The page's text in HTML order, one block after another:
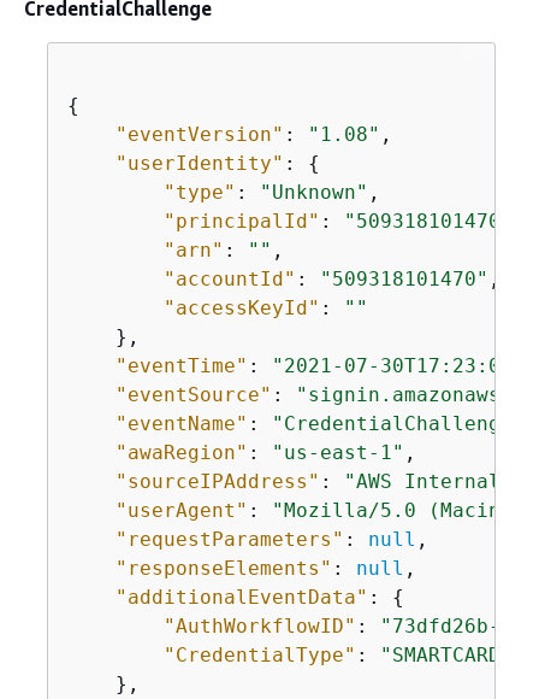
CredentialChallenge
{
"eventVersion" : "1.08" ,
"userIdentity" : {
"type" : "Unknown" ,
"principalId" : "509318101470"
"arn" : "" ,
"accountId" : "509318101470" ,
"accessKeyId" :
""
    },
"eventTime" : "2021-07-30T17:23:06Z"
"eventSource" :
"eventName" : "CredentialChallenge"
"awaRegion" : "us-east-1" ,
"sourceIPAddress" : "AWS Internal"
"userAgent" :
"Mozilla/5.0
"requestParameters" : null ,
"responseElements" : null ,
"additionalEventData" : {
"AuthWorkflowID" :
"73dfd26b-
"CredentialType" :
"SMARTCARD"
    },